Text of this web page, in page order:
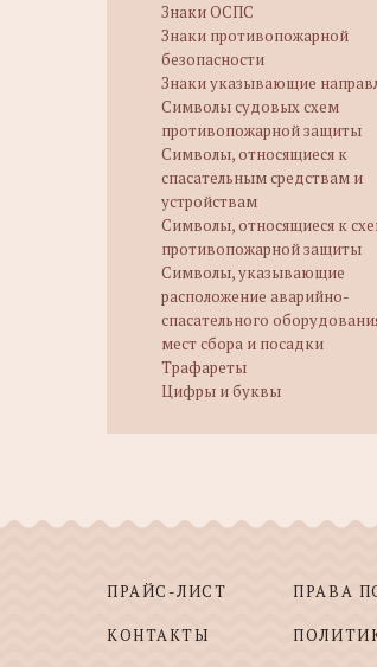
Знаки ОСПС
Знаки противопожарной
безопасности
Знаки указывающие
Символы судовых схем
противопожарной защиты
Символы, относящиеся к
спасательным средствам и
устройствам
Символы, относящиеся к
противопожарной защиты
Символы, указывающие
расположение аварийно-
спасательного
мест сбора и посадки
Трафареты
Цифры и буквы
ПРАЙС-ЛИСТ
КОНТАКТЫ
ПРАВА